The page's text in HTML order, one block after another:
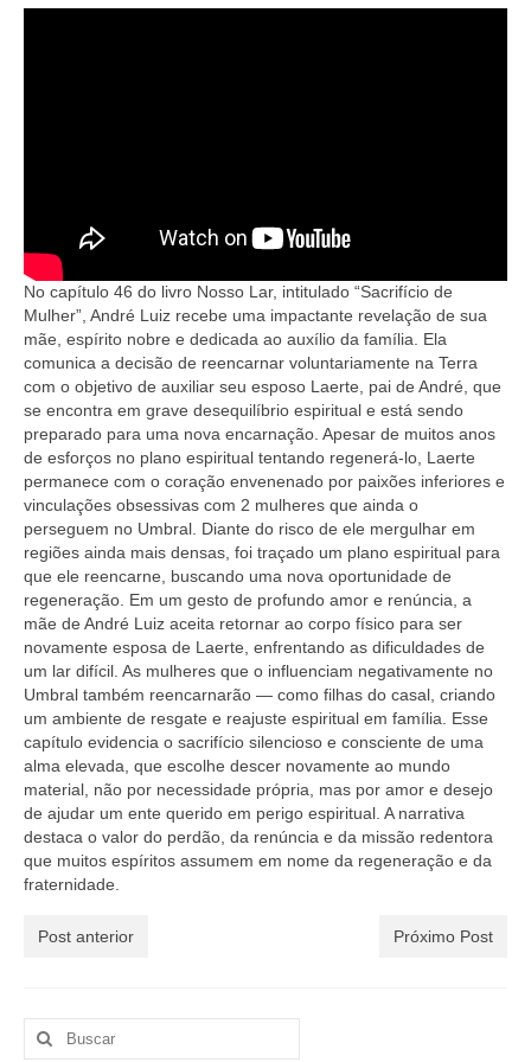
No capítulo 46 do livro Nosso Lar, intitulado “Sacrifício de
Mulher”, André Luiz recebe uma impactante revelação de sua
mãe, espírito nobre e dedicada ao auxílio da família. Ela
comunica a decisão de reencarnar voluntariamente na Terra
com o objetivo de auxiliar seu esposo Laerte, pai de André, que
se encontra em grave desequilíbrio espiritual e está sendo
preparado para uma nova encarnação. Apesar de muitos anos
de esforços no plano espiritual tentando regenerá-lo, Laerte
permanece com o coração envenenado por paixões inferiores e
vinculações obsessivas com 2 mulheres que ainda o
perseguem no Umbral. Diante do risco de ele mergulhar em
regiões ainda mais densas, foi traçado um plano espiritual para
que ele reencarne, buscando uma nova oportunidade de
regeneração. Em um gesto de profundo amor e renúncia, a
mãe de André Luiz aceita retornar ao corpo físico para ser
novamente esposa de Laerte, enfrentando as dificuldades de
um lar difícil. As mulheres que o influenciam negativamente no
Umbral também reencarnarão — como filhas do casal, criando
um ambiente de resgate e reajuste espiritual em família. Esse
capítulo evidencia o sacrifício silencioso e consciente de uma
alma elevada, que escolhe descer novamente ao mundo
material, não por necessidade própria, mas por amor e desejo
de ajudar um ente querido em perigo espiritual. A narrativa
destaca o valor do perdão, da renúncia e da missão redentora
que muitos espíritos assumem em nome da regeneração e da
fraternidade.
Post anterior Próximo Post
Buscar
por: